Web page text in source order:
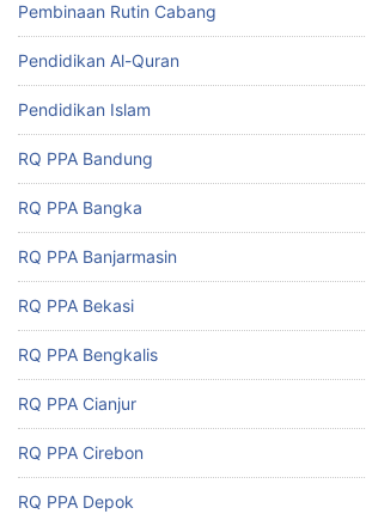
Pembinaan Rutin Cabang
Pendidikan Al-Quran
Pendidikan Islam
RQ PPA Bandung
RQ PPA Bangka
RQ PPA Banjarmasin
RQ PPA Bekasi
RQ PPA Bengkalis
RQ PPA Cianjur
RQ PPA Cirebon
RQ PPA Depok